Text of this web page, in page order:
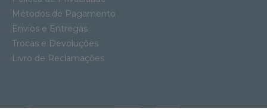
Métodos de Pagamento
Envios e Entregas
Trocas e Devoluções
Livro de Reclamações